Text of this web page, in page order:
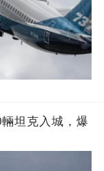
坦克入城，爆